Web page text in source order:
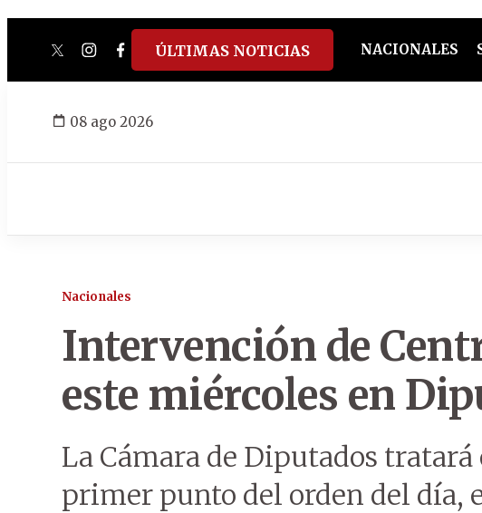
twitterinstagram
facebook
tiktokyoutube
spotify
ÚLTIMAS NOTICIAS NACIONALES
08 ago 2026
Nacionales
Intervención de
este miércoles en
La Cámara de Diputados
primer punto del orden del día,